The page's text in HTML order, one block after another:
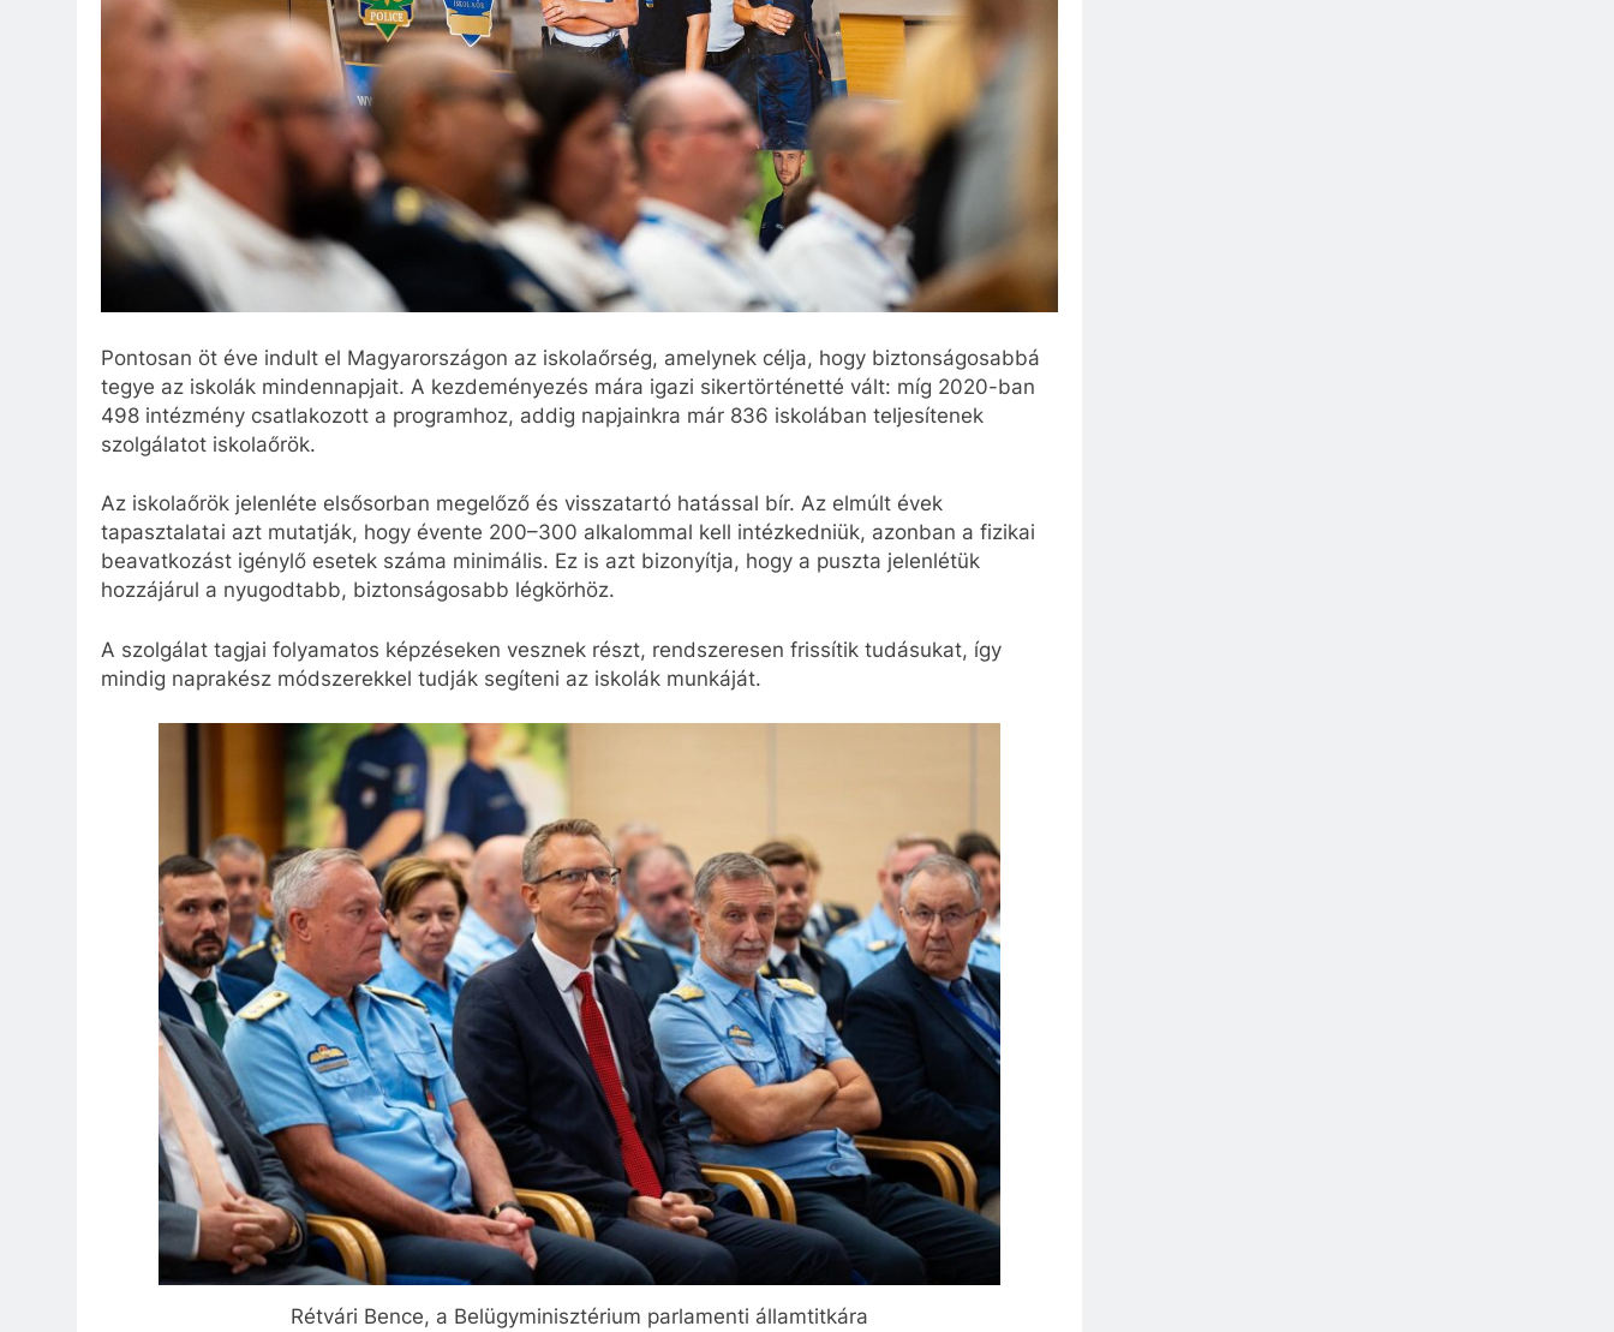
Pontosan öt éve indult el Magyarországon az iskolaőrség, amelynek célja, hogy biztonságosabbá
tegye az iskolák mindennapjait. A kezdeményezés mára igazi sikertörténetté vált: míg 2020-ban
498 intézmény csatlakozott a programhoz, addig napjainkra már 836 iskolában teljesítenek
szolgálatot iskolaőrök.
Az iskolaőrök jelenléte elsősorban megelőző és visszatartó hatással bír. Az elmúlt évek
tapasztalatai azt mutatják, hogy évente 200–300 alkalommal kell intézkedniük, azonban a fizikai
beavatkozást igénylő esetek száma minimális. Ez is azt bizonyítja, hogy a puszta jelenlétük
hozzájárul a nyugodtabb, biztonságosabb légkörhöz.
A szolgálat tagjai folyamatos képzéseken vesznek részt, rendszeresen frissítik tudásukat, így
mindig naprakész módszerekkel tudják segíteni az iskolák munkáját.
Rétvári Bence, a Belügyminisztérium parlamenti államtitkára